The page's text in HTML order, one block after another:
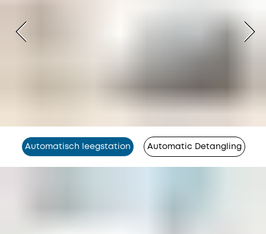
Automatisch leegstation Automatic Detangling